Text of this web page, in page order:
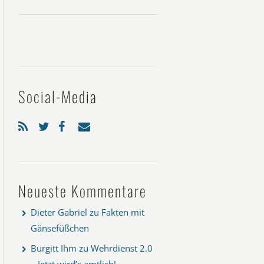
Social-Media
Neueste Kommentare
Dieter Gabriel zu Fakten mit
Gänsefüßchen
Burgitt Ihm zu Wehrdienst 2.0